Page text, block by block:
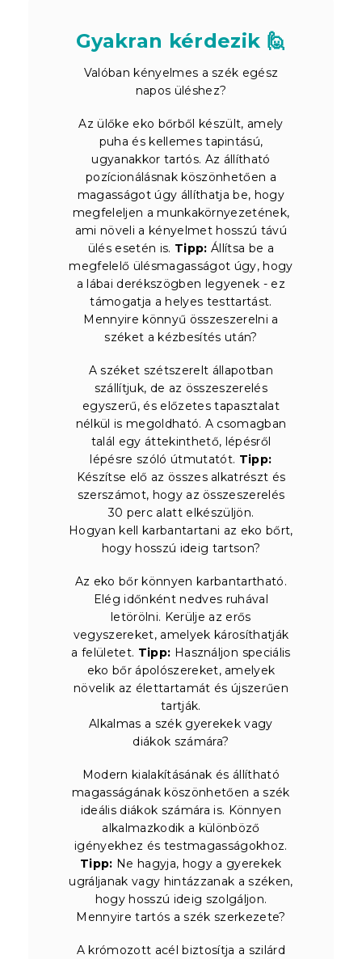
Gyakran kérdezik 🙋
Valóban kényelmes a szék egész
napos üléshez?
Az ülőke eko bőrből készült, amely
puha és kellemes tapintású,
ugyanakkor tartós. Az állítható
pozícionálásnak köszönhetően a
magasságot úgy állíthatja be, hogy
megfeleljen a munkakörnyezetének,
ami növeli a kényelmet hosszú távú
ülés esetén is. Tipp: Állítsa be a
megfelelő ülésmagasságot úgy, hogy
a lábai derékszögben legyenek - ez
támogatja a helyes testtartást.
Mennyire könnyű összeszerelni a
széket a kézbesítés után?
A széket szétszerelt állapotban
szállítjuk, de az összeszerelés
egyszerű, és előzetes tapasztalat
nélkül is megoldható. A csomagban
talál egy áttekinthető, lépésről
lépésre szóló útmutatót. Tipp:
Készítse elő az összes alkatrészt és
szerszámot, hogy az összeszerelés
30 perc alatt elkészüljön.
Hogyan kell karbantartani az eko bőrt,
hogy hosszú ideig tartson?
Az eko bőr könnyen karbantartható.
Elég időnként nedves ruhával
letörölni. Kerülje az erős
vegyszereket, amelyek károsíthatják
a felületet. Tipp: Használjon speciális
eko bőr ápolószereket, amelyek
növelik az élettartamát és újszerűen
tartják.
Alkalmas a szék gyerekek vagy
diákok számára?
Modern kialakításának és állítható
magasságának köszönhetően a szék
ideális diákok számára is. Könnyen
alkalmazkodik a különböző
igényekhez és testmagasságokhoz.
Tipp: Ne hagyja, hogy a gyerekek
ugráljanak vagy hintázzanak a széken,
hogy hosszú ideig szolgáljon.
Mennyire tartós a szék szerkezete?
A krómozott acél biztosítja a szilárd